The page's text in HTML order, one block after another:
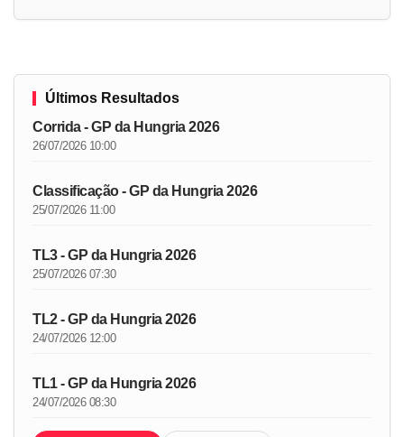
Últimos Resultados
Corrida - GP da Hungria 2026
26/07/2026 10:00
Classificação - GP da Hungria 2026
25/07/2026 11:00
TL3 - GP da Hungria 2026
25/07/2026 07:30
TL2 - GP da Hungria 2026
24/07/2026 12:00
TL1 - GP da Hungria 2026
24/07/2026 08:30